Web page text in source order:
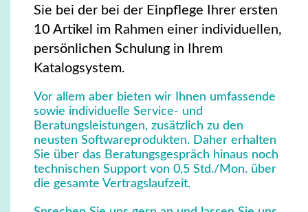
Sie bei der bei der Einpflege Ihrer ersten
10 Artikel imRahmen einer individuellen,
persönlichen Schulungin Ihrem
Katalogsystem.
Vor allem aber bieten wir Ihnen umfassende
sowie individuelle Service- und
Beratungsleistungen, zusätzlich zu den
neusten Softwareprodukten. Daher erhalten
Sie über das Beratungsgespräch hinaus noch
technischen Support von 0,5 Std./Mon. über
die gesamte Vertragslaufzeit.